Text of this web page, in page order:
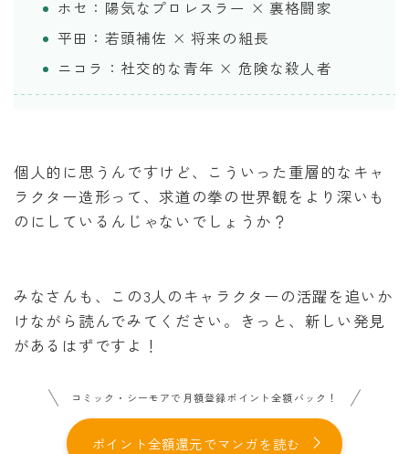
ホセ：陽気なプロレスラー × 裏格闘家
平田：若頭補佐 × 将来の組長
ニコラ：社交的な青年 × 危険な殺人者
個人的に思うんですけど、こういった重層的なキャ
ラクター造形って、求道の拳の世界観をより深いも
のにしているんじゃないでしょうか？
みなさんも、この3人のキャラクターの活躍を追いか
けながら読んでみてください。きっと、新しい発見
があるはずですよ！
コミック・シーモアで月額登録ポイント全額バック！
ポイント全額還元でマンガを読む